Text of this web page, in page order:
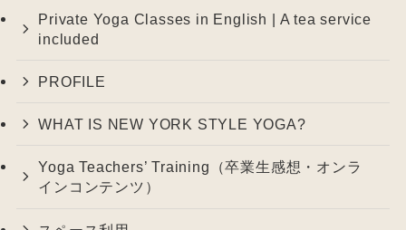
Private Yoga Classes in English | A tea service
included
PROFILE
WHAT IS NEW YORK STYLE YOGA?
Yoga Teachers’ Training（卒業生感想・オンラ
インコンテンツ）